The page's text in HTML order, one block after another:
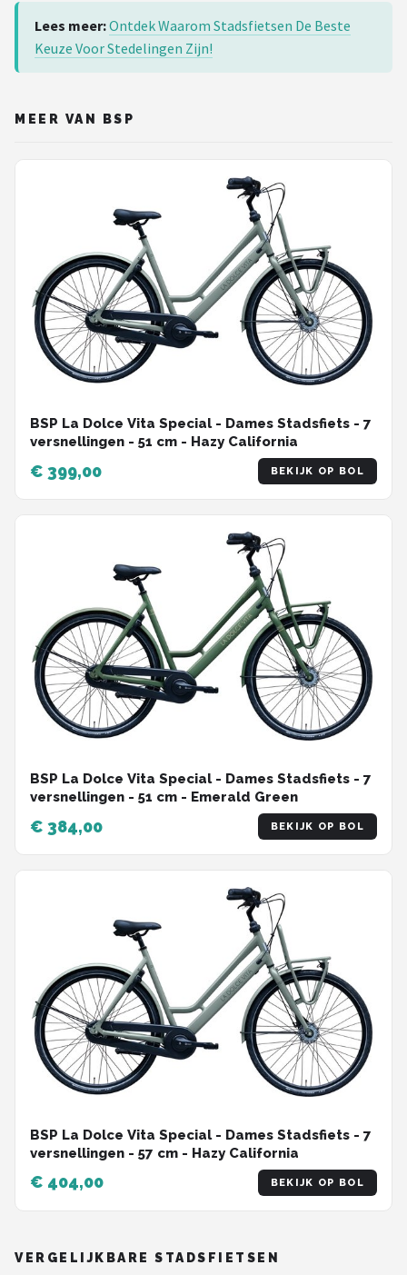
Lees meer:Ontdek Waarom Stadsfietsen De Beste
Keuze Voor Stedelingen Zijn!
MEER VAN BSP
BSP La Dolce Vita Special - Dames Stadsfiets - 7
versnellingen - 51 cm - Hazy California
€ 399,00 BEKIJK OP BOL
BSP La Dolce Vita Special - Dames Stadsfiets - 7
versnellingen - 51 cm - Emerald Green
€ 384,00 BEKIJK OP BOL
BSP La Dolce Vita Special - Dames Stadsfiets - 7
versnellingen - 57 cm - Hazy California
€ 404,00 BEKIJK OP BOL
VERGELIJKBARE STADSFIETSEN